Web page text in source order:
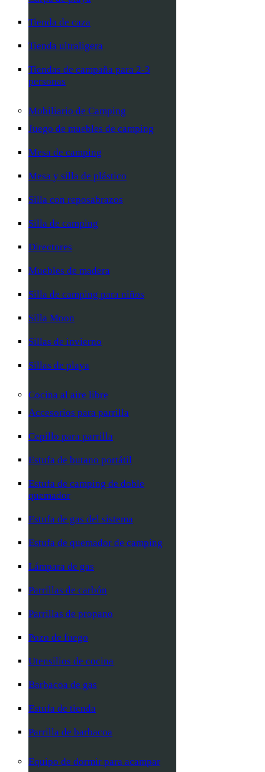
Tienda de caza
Tienda ultraligera
Tiendas de campaña para 2-3
personas
Mobiliario de Camping
Juego de muebles de camping
Mesa de camping
Mesa y silla de plástico
Silla con reposabrazos
Silla de camping
Directores
Muebles de madera
Silla de camping para niños
Silla Moon
Sillas de invierno
Sillas de playa
Cocina al aire libre
Accesorios para parrilla
Cepillo para parrilla
Estufa de butano portátil
Estufa de camping de doble
quemador
Estufa de gas del sistema
Estufa de quemador de camping
Lámpara de gas
Parrillas de carbón
Parrillas de propano
Pozo de fuego
Utensilios de cocina
Barbacoa de gas
Estufa de tienda
Parrilla de barbacoa
Equipo de dormir para acampar